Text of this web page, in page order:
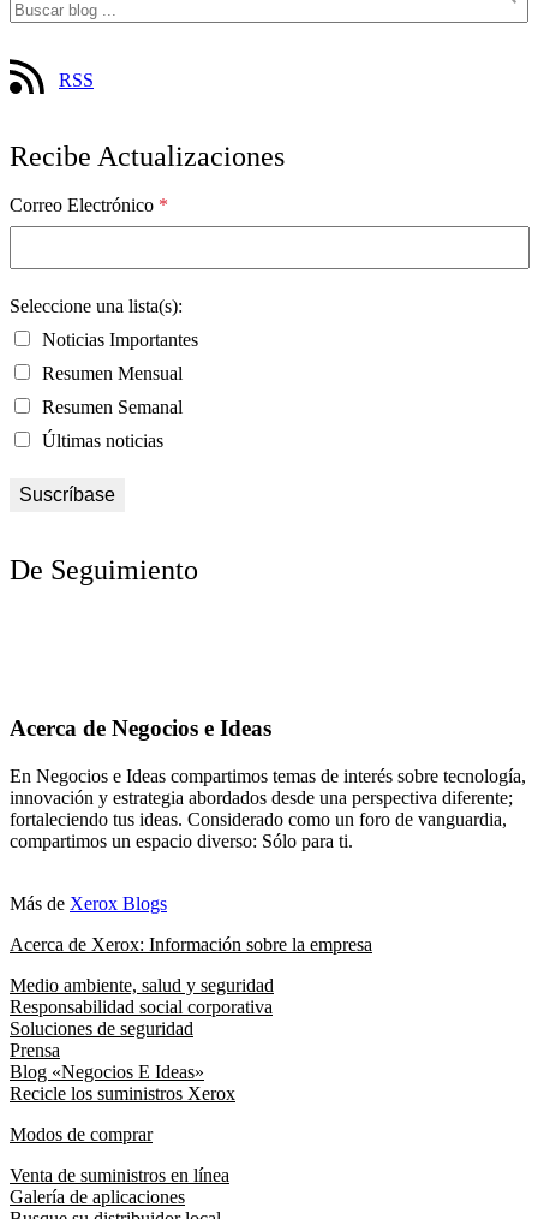
RSS
Recibe Actualizaciones
Correo Electrónico *
Seleccione una lista(s):
Noticias Importantes
Resumen Mensual
Resumen Semanal
Últimas noticias
De Seguimiento
Acerca de Negocios e Ideas
En Negocios e Ideas compartimos temas de interés sobre tecnología,
innovación y estrategia abordados desde una perspectiva diferente;
fortaleciendo tus ideas. Considerado como un foro de vanguardia,
compartimos un espacio diverso: Sólo para ti.
Más de Xerox Blogs
Acerca de Xerox: Información sobre la empresa
Medio ambiente, salud y seguridad
Responsabilidad social corporativa
Soluciones de seguridad
Prensa
Blog «Negocios E Ideas»
Recicle los suministros Xerox
Modos de comprar
Venta de suministros en línea
Galería de aplicaciones